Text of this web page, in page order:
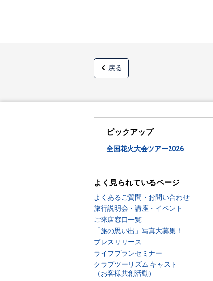
戻る
ピックアップ
全国花火大会ツアー2026
よく見られているページ
よくあるご質問・お問い合わせ
旅行説明会・講座・イベント
ご来店窓口一覧
「旅の思い出」写真大募集！
プレスリリース
ライフプランセミナー
クラブツーリズム キャスト
（お客様共創活動）